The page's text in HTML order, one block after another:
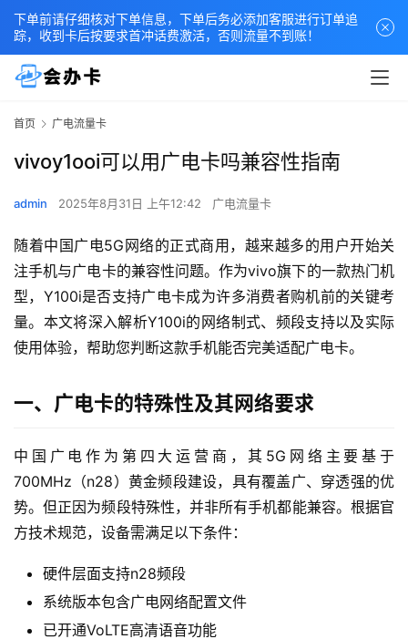
首页 广电流量卡
vivoy1ooi可以用广电卡吗兼容性指南
admin 2025年8月31日 上午12:42 广电流量卡
随着中国广电5G网络的正式商用，越来越多的用户开始关
注手机与广电卡的兼容性问题。作为vivo旗下的一款热门机
型，Y100i是否支持广电卡成为许多消费者购机前的关键考
量。本文将深入解析Y100i的网络制式、频段支持以及实际
使用体验，帮助您判断这款手机能否完美适配广电卡。
一、广电卡的特殊性及其网络要求
中国广电作为第四大运营商，其5G网络主要基于
700MHz（n28）黄金频段建设，具有覆盖广、穿透强的优
势。但正因为频段特殊性，并非所有手机都能兼容。根据官
方技术规范，设备需满足以下条件：
硬件层面支持n28频段
系统版本包含广电网络配置文件
已开通VoLTE高清语音功能
下单前请仔细核对下单信息，下单后务必添加客服进行订单追
踪，收到卡后按要求首冲话费激活，否则流量不到账！